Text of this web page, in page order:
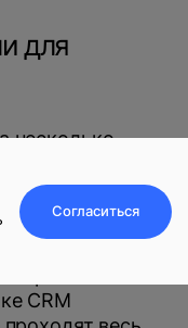
для
несколько
и
CRM
Согласиться